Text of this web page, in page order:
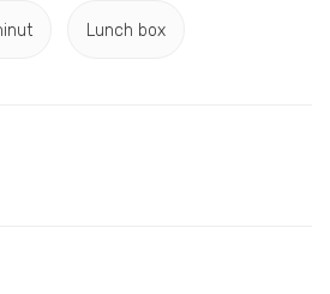
Lunch box